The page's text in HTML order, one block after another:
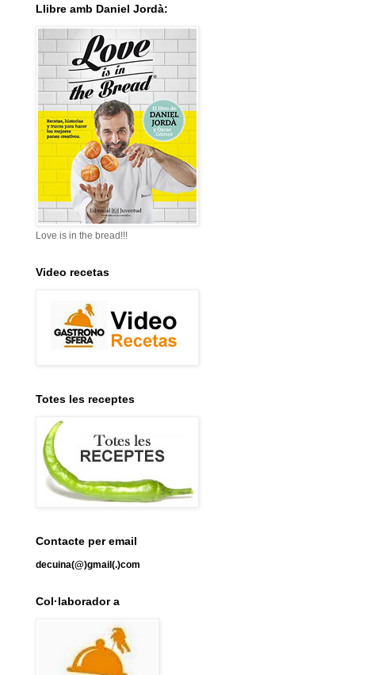
Llibre amb Daniel Jordà:
Love is in the bread!!!
Video recetas
Totes les receptes
Contacte per email
decuina(@)gmail(.)com
Col·laborador a